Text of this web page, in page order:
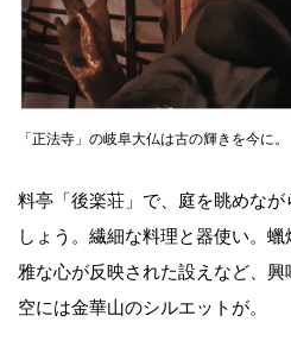
「正法寺」の岐阜大仏は古の輝きを今に。
料亭「後楽荘」で、庭を眺めなが
しょう。繊細な料理と器使い。
雅な心が反映された設えなど、
空には金華山のシルエットが。